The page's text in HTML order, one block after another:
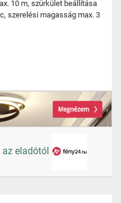
10 m, szürkület beállítása
szerelési magasság max. 3
eladótól